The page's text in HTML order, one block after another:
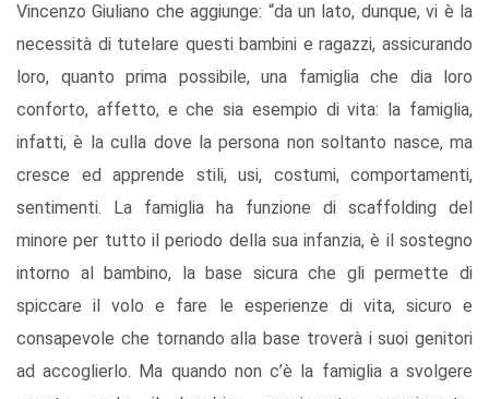
Vincenzo Giuliano che aggiunge: “da un lato, dunque, vi è la
necessità di tutelare questi bambini e ragazzi, assicurando
loro, quanto prima possibile, una famiglia che dia loro
conforto, affetto, e che sia esempio di vita: la famiglia,
infatti, è la culla dove la persona non soltanto nasce, ma
cresce ed apprende stili, usi, costumi, comportamenti,
sentimenti. La famiglia ha funzione di scaffolding del
minore per tutto il periodo della sua infanzia, è il sostegno
intorno al bambino, la base sicura che gli permette di
spiccare il volo e fare le esperienze di vita, sicuro e
consapevole che tornando alla base troverà i suoi genitori
ad accoglierlo. Ma quando non c’è la famiglia a svolgere